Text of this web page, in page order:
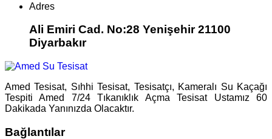
Adres
Ali Emiri Cad. No:28 Yenişehir 21100
Diyarbakır
Amed Tesisat, Sıhhi Tesisat, Tesisatçı, Kameralı Su Kaçağı
Tespiti Amed 7/24 Tıkanıklık Açma Tesisat Ustamız 60
Dakikada Yanınızda Olacaktır.
Bağlantılar